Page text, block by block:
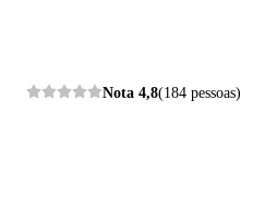
Nota 4,8(184 pessoas)